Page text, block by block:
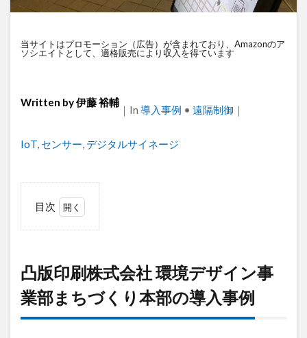
当サイトはプロモーション（広告）が含まれており、Amazonのア
ソシエイトとして、適格販売により収入を得ています
Written by伊藤 裕輔
｜ Categories
In 導入事例 • 遠隔制御 ｜
Tags
IoT, センサー, デジタルサイネージ
目次
印
刷
株
式
会
凸版印刷株式会社 環境デザイン事
業部まちづくり本部の導入事例
監視カメラ
物流 災害監視
災害対策
火山監視
温度管理
モバイルルーター
ビルメンテナンス
Android MES
PQC移行
Pixel NFC NA02
HUAWEI
GNSS DX
センサーカメラ
ドローン
アルコールチェック
セキュリティ
スマート農業
スマートメーター
ゲートウェイ
クラウドWi-Fi
キャッシュレス決済
カメラ